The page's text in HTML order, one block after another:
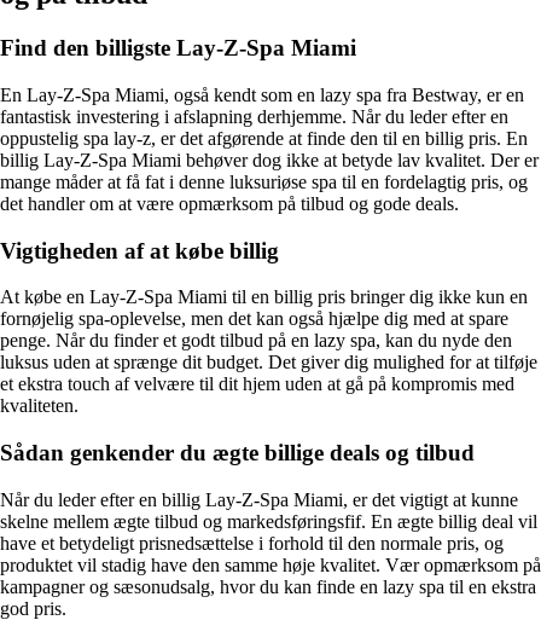
Find den billigste Lay-Z-Spa Miami
En Lay-Z-Spa Miami, også kendt som en lazy spa fra Bestway, er en
fantastisk investering i afslapning derhjemme. Når du leder efter en
oppustelig spa lay-z, er det afgørende at finde den til en billig pris. En
billig Lay-Z-Spa Miami behøver dog ikke at betyde lav kvalitet. Der er
mange måder at få fat i denne luksuriøse spa til en fordelagtig pris, og
det handler om at være opmærksom på tilbud og gode deals.
Vigtigheden af at købe billig
At købe en Lay-Z-Spa Miami til en billig pris bringer dig ikke kun en
fornøjelig spa-oplevelse, men det kan også hjælpe dig med at spare
penge. Når du finder et godt tilbud på en lazy spa, kan du nyde den
luksus uden at sprænge dit budget. Det giver dig mulighed for at tilføje
et ekstra touch af velvære til dit hjem uden at gå på kompromis med
kvaliteten.
Sådan genkender du ægte billige deals og tilbud
Når du leder efter en billig Lay-Z-Spa Miami, er det vigtigt at kunne
skelne mellem ægte tilbud og markedsføringsfif. En ægte billig deal vil
have et betydeligt prisnedsættelse i forhold til den normale pris, og
produktet vil stadig have den samme høje kvalitet. Vær opmærksom på
kampagner og sæsonudsalg, hvor du kan finde en lazy spa til en ekstra
god pris.